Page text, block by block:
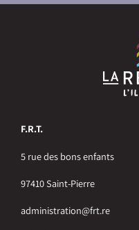
F.R.T.
5 rue des bons enfants
97410 Saint-Pierre
administration@frt.re